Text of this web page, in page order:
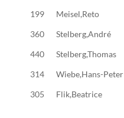
199 Meisel,Reto
360 Stelberg,André
440 Stelberg,Thomas
314 Wiebe,Hans-Peter
305 Flik,Beatrice